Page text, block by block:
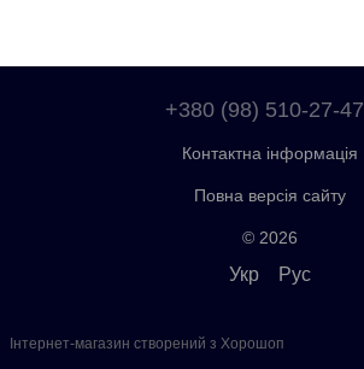
+380 (98) 510-27-47
Контактна інформація
Повна версія сайту
© 2026
Укр Рус
Інтернет-магазин створений з Хорошоп